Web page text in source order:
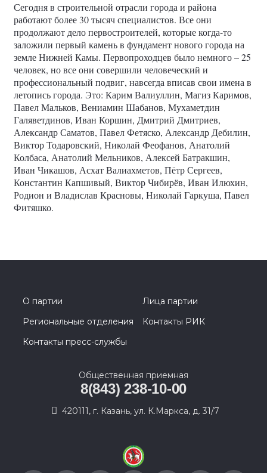
Сегодня в строительной отрасли города и района
работают более 30 тысяч специалистов. Все они
продолжают дело первостроителей, которые когда-то
заложили первый камень в фундамент нового города на
земле Нижней Камы. Первопроходцев было немного – 25
человек, но все они совершили человеческий и
профессиональный подвиг, навсегда вписав свои имена в
летопись города. Это: Карим Валиуллин, Магиз Каримов,
Павел Мальков, Вениамин Шабанов, Мухаметдин
Галяветдинов, Иван Коршин, Дмитрий Дмитриев,
Александр Саматов, Павел Фетяско, Александр Дебилин,
Виктор Тодаровский, Николай Феофанов, Анатолий
Колбаса, Анатолий Мельников, Алексей Батракшин,
Иван Чикашов, Асхат Валиахметов, Пётр Сергеев,
Константин Капшивый, Виктор Чибирёв, Иван Илюхин,
Родион и Владислав Красновы, Николай Гаркуша, Павел
Фитяшко.
О партии
Лица партии
Региональные отделения
Контакты РИК
Контакты пресс-службы
Общественная приемная
8(843) 238-10-00
420111, г. Казань, ул. К.Маркса, д. 31/7